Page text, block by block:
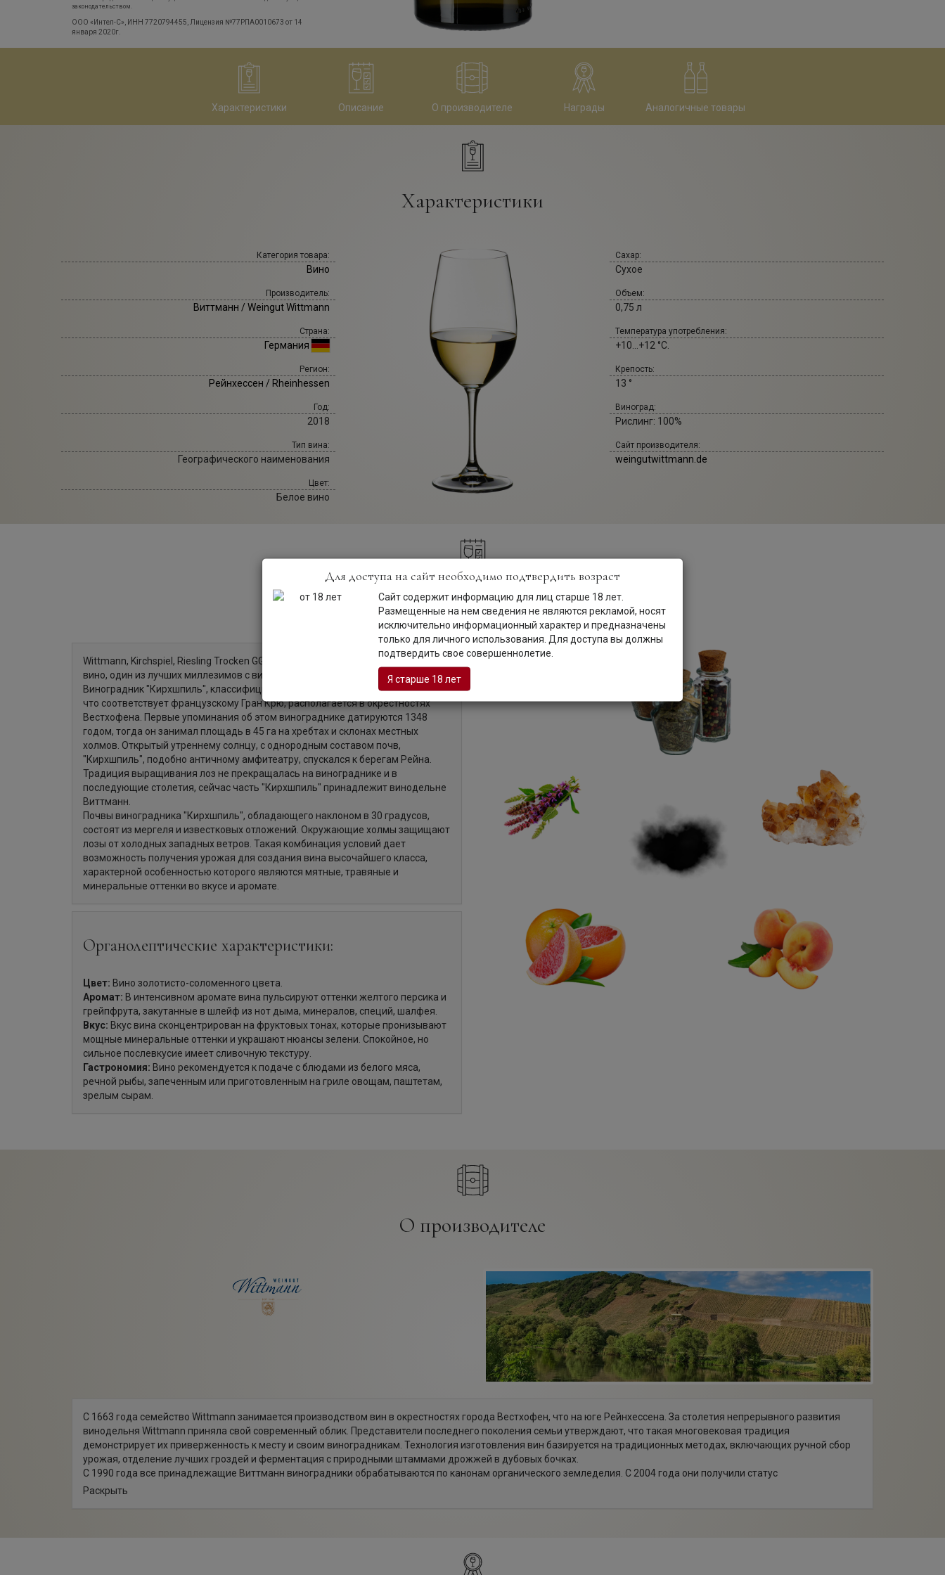
законодательством.
ООО «Интел-С», ИНН 7720794455, Лицензия №77РПА0010673 от 14
января 2020г.
Характеристики Описание О производителе Награды Аналогичные товары
Характеристики
Категория товара:
Вино
Производитель:
Виттманн / Weingut Wittmann
Страна:
Германия
Регион:
Рейнхессен / Rheinhessen
Год:
2018
Тип вина:
Географического наименования
Цвет:
Белое вино
Сахар:
Сухое
Объем:
0,75 л
Температура употребления:
+10...+12 °С.
Крепость:
13 °
Виноград:
Рислинг: 100%
Сайт производителя:
weingutwittmann.de
Описание
Wittmann, Kirchspiel, Riesling Trocken GG — элегантное и утонченное белое
вино, один из лучших миллезимов с виноградника "Кирхшпиль".
Виноградник "Кирхшпиль", классифицированный как GG (Grosses Gewächs),
что соответствует французскому Гран Крю, располагается в окрестностях
Вестхофена. Первые упоминания об этом винограднике датируются 1348
годом, тогда он занимал площадь в 45 га на хребтах и склонах местных
холмов. Открытый утреннему солнцу, с однородным составом почв,
"Кирхшпиль", подобно античному амфитеатру, спускался к берегам Рейна.
Традиция выращивания лоз не прекращалась на винограднике и в
последующие столетия, сейчас часть "Кирхшпиль" принадлежит винодельне
Виттманн.
Почвы виноградника "Кирхшпиль", обладающего наклоном в 30 градусов,
состоят из мергеля и известковых отложений. Окружающие холмы защищают
лозы от холодных западных ветров. Такая комбинация условий дает
возможность получения урожая для создания вина высочайшего класса,
характерной особенностью которого являются мятные, травяные и
минеральные оттенки во вкусе и аромате.
Органолептические характеристики:
Цвет: Вино золотисто-соломенного цвета.
Аромат: В интенсивном аромате вина пульсируют оттенки желтого персика и
грейпфрута, закутанные в шлейф из нот дыма, минералов, специй, шалфея.
Вкус: Вкус вина сконцентрирован на фруктовых тонах, которые пронизывают
мощные минеральные оттенки и украшают нюансы зелени. Спокойное, но
сильное послевкусие имеет сливочную текстуру.
Гастрономия: Вино рекомендуется к подаче с блюдами из белого мяса,
речной рыбы, запеченным или приготовленным на гриле овощам, паштетам,
зрелым сырам.
О производителе
С 1663 года семейство Wittmann занимается производством вин в окрестностях города Вестхофен, что на юге Рейнхессена. За столетия непрерывного развития
винодельня Wittmann приняла свой современный облик. Представители последнего поколения семьи утверждают, что такая многовековая традиция
демонстрирует их приверженность к месту и своим виноградникам. Технология изготовления вин базируется на традиционных методах, включающих ручной сбор
урожая, отделение лучших гроздей и ферментация с природными штаммами дрожжей в дубовых бочках.
С 1990 года все принадлежащие Виттманн виноградники обрабатываются по канонам органического земледелия. С 2004 года они получили статус
биодинамических. Семество Виттманн неустанно заботится об природе и поддерживает почвы своих участков в здоровом, не зараженном химикатами состоянии.
виноградники имеют абсолютно разные терруары, что позволяет производить Рислинг в различных стилях. Кроме Рислинга, Wittmann производит вина из таких
Раскрыть
Для доступа на сайт необходимо подтвердить возраст
Сайт содержит информацию для лиц старше 18 лет.
Размещенные на нем сведения не являются рекламой, носят
исключительно информационный характер и предназначены
только для личного использования. Для доступа вы должны
подтвердить свое совершеннолетие.
Я старше 18 лет